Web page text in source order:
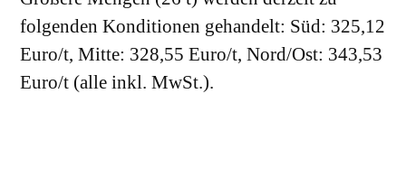
folgenden Konditionen gehandelt: Süd: 325,12
Euro/t, Mitte: 328,55 Euro/t, Nord/Ost: 343,53
Euro/t (alle inkl. MwSt.).